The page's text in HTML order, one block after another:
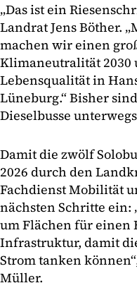
„Das ist ein
Landrat Jens Böther.
machen wir einen
Klimaneutralität 2030
Lebensqualität in
Lüneburg.“ Bisher
Dieselbusse
Damit die zwölf
2026 durch den
Fachdienst Mobilität
nächsten Schritte
um Flächen für einen
Infrastruktur, damit
Strom tanken
Müller.